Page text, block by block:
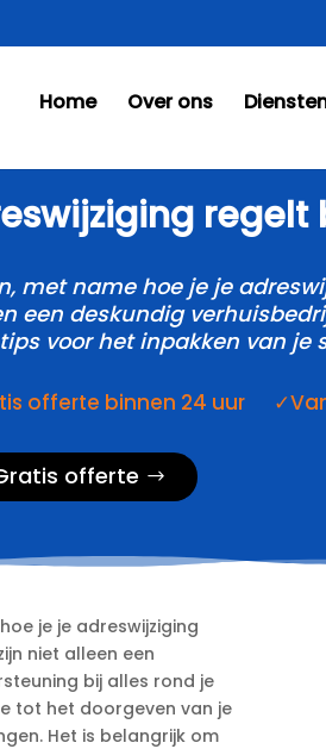
Home Over ons
regelt
met name hoe je je
een deskundig
voor het inpakken van je
offerte binnen 24 uur
offerte
je je adreswijziging
niet alleen een
bij alles rond je
tot het doorgeven van je
Het is belangrijk om